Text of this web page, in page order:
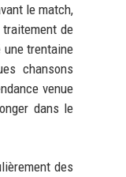
le match,
de
trentaine
chansons
venue
dans le
des